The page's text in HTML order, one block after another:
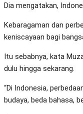
Dia mengatakan,
Kebaragaman dan
keniscayaan bagi
Itu sebabnya, kata
dulu hingga sekarang.
“Di Indonesia,
budaya, beda bahasa,